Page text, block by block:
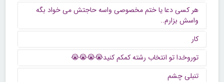
هر کسی دعا یا ختم مخصوصی واسه حاجتش می خواد بگه
واسش بزارم..
کار
توروخدا تو انتخاب رشته کمکم کنید😭😭😭😭
تنبلی چشم